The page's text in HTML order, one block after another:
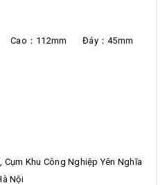
Cao：112mm Đáy：45mm
Cụm Khu Công Nghiệp Yên Nghĩa
Nội